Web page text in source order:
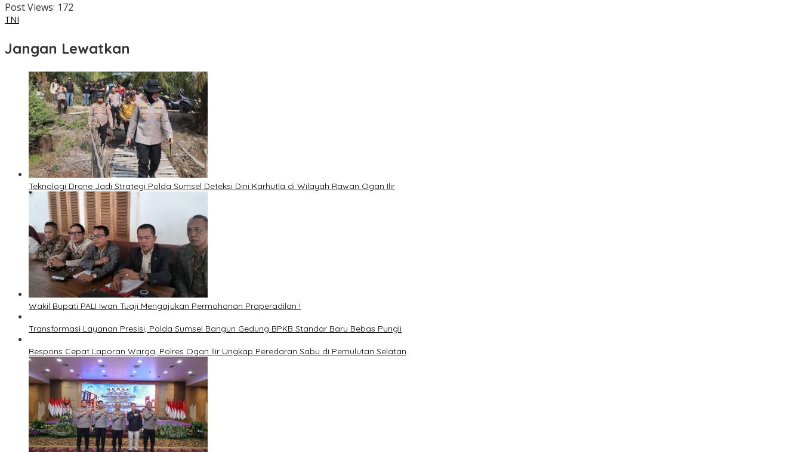
Post Views: 172
TNI
Jangan Lewatkan
Teknologi Drone Jadi Strategi Polda Sumsel Deteksi Dini Karhutla di Wilayah Rawan Ogan Ilir
Wakil Bupati PALI Iwan Tuaji Mengajukan Permohonan Praperadilan !
Transformasi Layanan Presisi, Polda Sumsel Bangun Gedung BPKB Standar Baru Bebas Pungli
Respons Cepat Laporan Warga, Polres Ogan Ilir Ungkap Peredaran Sabu di Pemulutan Selatan